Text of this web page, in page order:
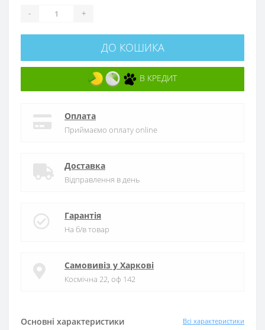
Основні характеристики Всі характеристики
- +
ДО КОШИКА
В КРЕДИТ
Оплата
Приймаємо оплату online
Доставка
Відправлення в день
Гарантія
На б/в товар
Самовивіз у Харкові
Космічна 22, оф 142